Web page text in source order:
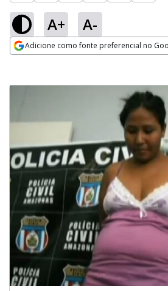
A+ A-
Adicione como fonte preferencial no